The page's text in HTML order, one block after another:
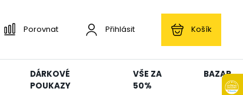
Porovnat Přihlásit Košík
DÁRKOVÉ
POUKAZY
VŠE ZA
50%
BAZAR